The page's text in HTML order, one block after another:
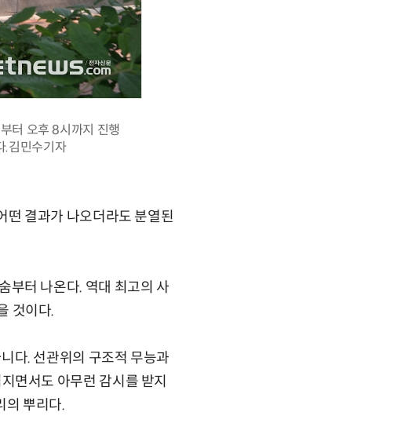
터 오후 8시까지 진행
.김민수기자
떤 결과가 나오더라도 분열된
부터 나온다. 역대 최고의 사
것이다.
다. 선관위의 구조적 무능과
면서도 아무런 감시를 받지
의 뿌리다.